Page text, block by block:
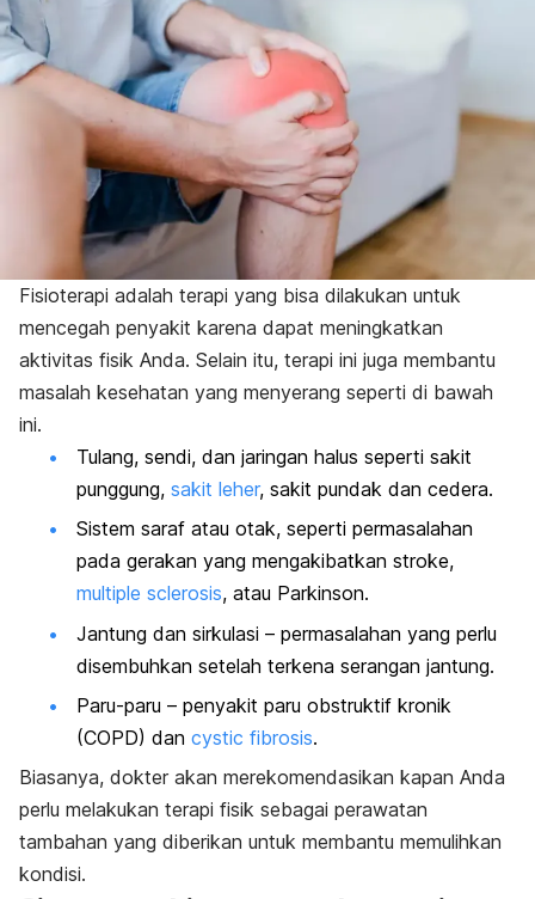
Fisioterapi adalah terapi yang bisa dilakukan untuk
mencegah penyakit karena dapat meningkatkan
aktivitas fisik Anda. Selain itu, terapi ini juga membantu
masalah kesehatan yang menyerang seperti di bawah
ini.
Tulang, sendi, dan jaringan halus seperti sakit
punggung, sakit leher, sakit pundak dan cedera.
Sistem saraf atau otak, seperti permasalahan
pada gerakan yang mengakibatkan stroke,
multiple sclerosis, atau Parkinson.
Jantung dan sirkulasi – permasalahan yang perlu
disembuhkan setelah terkena serangan jantung.
Paru-paru – penyakit paru obstruktif kronik
(COPD) dan cystic fibrosis.
Biasanya, dokter akan merekomendasikan kapan Anda
perlu melakukan terapi fisik sebagai perawatan
tambahan yang diberikan untuk membantu memulihkan
kondisi.